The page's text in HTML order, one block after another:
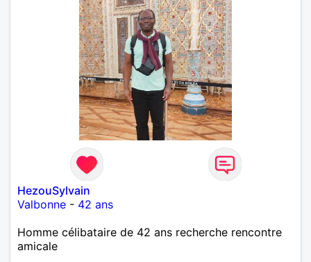
HezouSylvain
Valbonne - 42 ans
Homme célibataire de 42 ans recherche rencontre
amicale